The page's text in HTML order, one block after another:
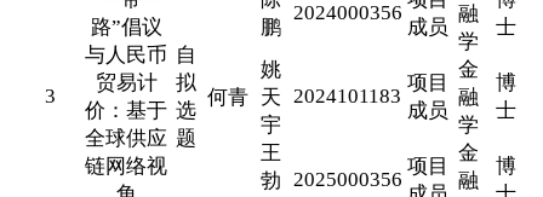
3
路”倡议
与人民币
贸易计
价：基于
全球供应
链网络视
自
拟
选
题
何青
鹏
2024000356
成员
融
学
士
姚
天
宇
2024101183
项目
成员
金
融
学
博
士
王
勃 2025000356
项目
金
融
博